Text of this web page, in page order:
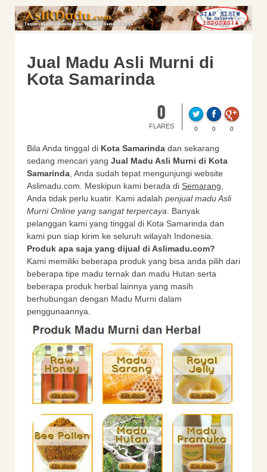
Jual Madu Asli Murni di
Kota Samarinda
0
FLARES 0 0 0
Bila Anda tinggal di Kota Samarinda dan sekarang
sedang mencari yang Jual Madu Asli Murni di Kota
Samarinda, Anda sudah tepat mengunjungi website
Aslimadu.com. Meskipun kami berada di Semarang,
Anda tidak perlu kuatir. Kami adalah penjual madu Asli
Murni Online yang sangat terpercaya. Banyak
pelanggan kami yang tinggal di Kota Samarinda dan
kami pun siap kirim ke seluruh wilayah Indonesia.
Produk apa saja yang dijual di Aslimadu.com?
Kami memiliki beberapa produk yang bisa anda pilih dari
beberapa tipe madu ternak dan madu Hutan serta
beberapa produk herbal lainnya yang masih
berhubungan dengan Madu Murni dalam
penggunaannya.